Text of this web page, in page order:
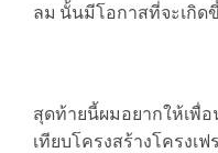
ลม นั้นมีโอกาสที่จะเกิด
สุดท้ายนี้ผมอยากให้เพื่
เทียบโครงสร้างโครงเ